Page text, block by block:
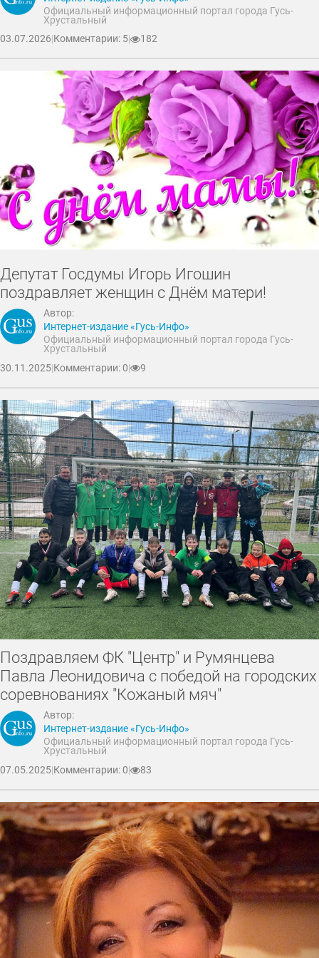
Официальный информационный портал города Гусь-
Хрустальный
03.07.2026|Комментарии: 5| 182
Депутат Госдумы Игорь Игошин
поздравляет женщин с Днём матери!
Автор:
Интернет-издание «Гусь-Инфо»
Официальный информационный портал города Гусь-
Хрустальный
30.11.2025|Комментарии: 0| 9
Поздравляем ФК "Центр" и Румянцева
Павла Леонидовича с победой на городских
соревнованиях "Кожаный мяч"
Автор:
Интернет-издание «Гусь-Инфо»
Официальный информационный портал города Гусь-
Хрустальный
07.05.2025|Комментарии: 0| 83